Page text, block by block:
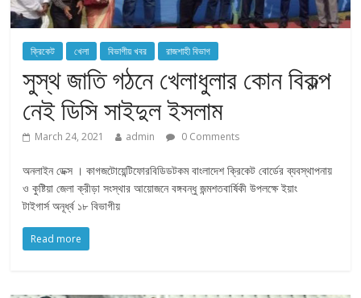
ক্রিকেট খেলা বিভাগীয় খবর রাজশাহী বিভাগ
সুস্থ জাতি গঠনে খেলাধুলার কোন বিকল্প
নেই ডিসি সাইদুল ইসলাম
March 24, 2021 admin 0 Comments
অনলাইন ডেক্স । কাগজটোয়েন্টিফোরবিডিডটকম বাংলাদেশ ক্রিকেট বোর্ডের ব্যবস্থাপনায়
ও কুষ্টিয়া জেলা ক্রীড়া সংস্থার আয়োজনে বঙ্গবন্ধু জন্মশতবার্ষিকী উপলক্ষে ইয়াং
টাইগার্স অনূর্ধ্ব ১৮ বিভাগীয়
Read more